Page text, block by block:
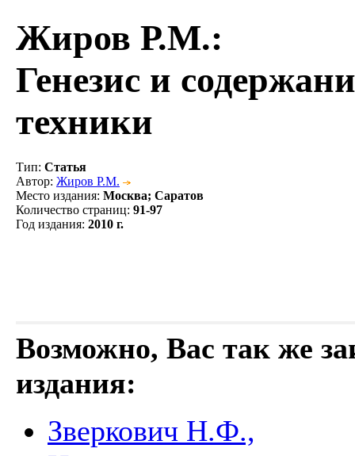
Жиров Р.М.:
Генезис и
техники
Тип: Статья
Автор: Жиров Р.М.
Место издания: Москва; Саратов
Количество страниц: 91-97
Год издания: 2010 г.
Возможно, Вас так же
издания:
Зверкович Н.Ф.,